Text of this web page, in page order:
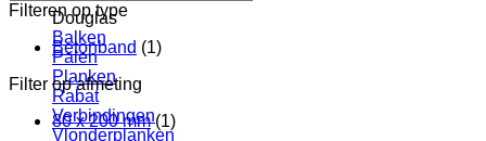
Douglas
Balken
Palen
Planken
Rabat
Verbindingen
Vlonderplanken
Filteren op type
Betonband (1)
Filter op afmeting
80 x 200 mm (1)